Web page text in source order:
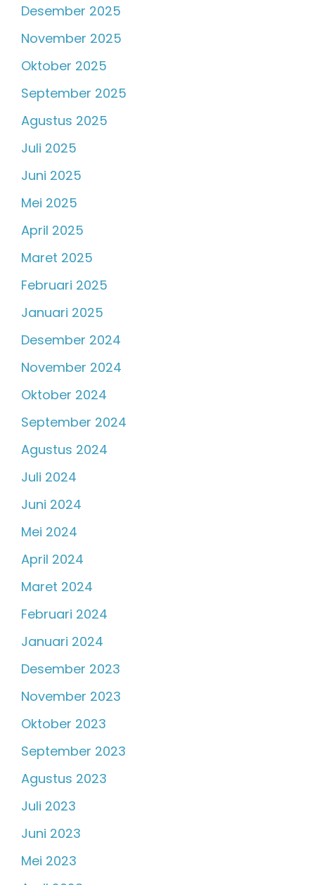
Desember 2025
November 2025
Oktober 2025
September 2025
Agustus 2025
Juli 2025
Juni 2025
Mei 2025
April 2025
Maret 2025
Februari 2025
Januari 2025
Desember 2024
November 2024
Oktober 2024
September 2024
Agustus 2024
Juli 2024
Juni 2024
Mei 2024
April 2024
Maret 2024
Februari 2024
Januari 2024
Desember 2023
November 2023
Oktober 2023
September 2023
Agustus 2023
Juli 2023
Juni 2023
Mei 2023